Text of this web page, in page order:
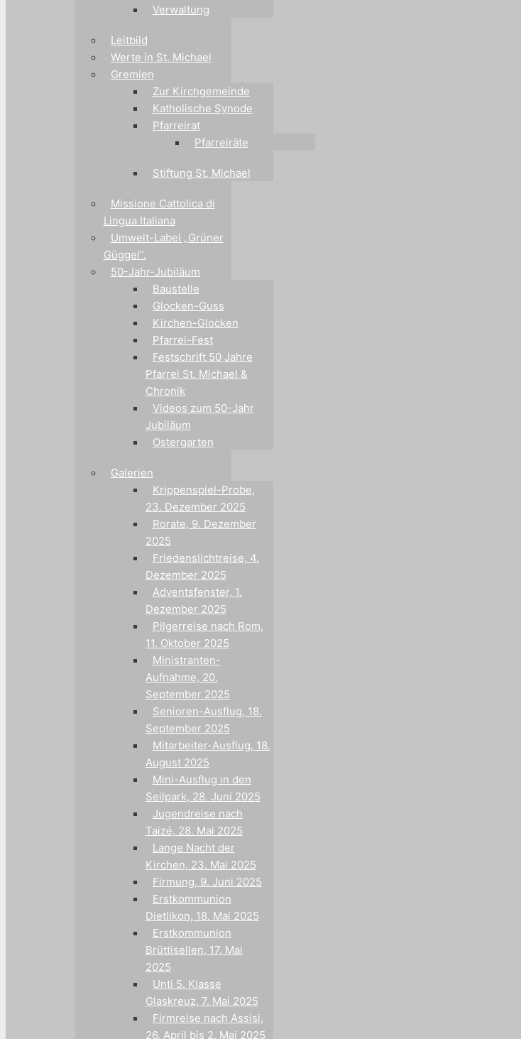
Verwaltung
Leitbild
Werte in St. Michael
Gremien
Zur Kirchgemeinde
Katholische Synode
Pfarreirat
Pfarreiräte
Stiftung St. Michael
Missione Cattolica di
Lingua Italiana
Umwelt-Label „Grüner
Güggel“.
50-Jahr-Jubiläum
Baustelle
Glocken-Guss
Kirchen-Glocken
Pfarrei-Fest
Festschrift 50 Jahre
Pfarrei St. Michael &
Chronik
Videos zum 50-Jahr
Jubiläum
Ostergarten
Galerien
Krippenspiel-Probe,
23. Dezember 2025
Rorate, 9. Dezember
2025
Friedenslichtreise, 4.
Dezember 2025
Adventsfenster, 1.
Dezember 2025
Pilgerreise nach Rom,
11. Oktober 2025
Ministranten-
Aufnahme, 20.
September 2025
Senioren-Ausflug, 18.
September 2025
Mitarbeiter-Ausflug, 18.
August 2025
Mini-Ausflug in den
Seilpark, 28. Juni 2025
Jugendreise nach
Taizé, 28. Mai 2025
Lange Nacht der
Kirchen, 23. Mai 2025
Firmung, 9. Juni 2025
Erstkommunion
Dietlikon, 18. Mai 2025
Erstkommunion
Brüttisellen, 17. Mai
2025
Unti 5. Klasse
Glaskreuz, 7. Mai 2025
Firmreise nach Assisi,
26. April bis 2. Mai 2025